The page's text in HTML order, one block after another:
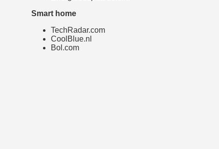
Smart home
TechRadar.com
CoolBlue.nl
Bol.com